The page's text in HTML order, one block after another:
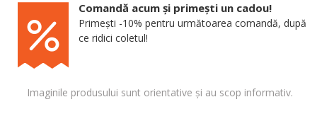
Imaginile produsului sunt orientative și au scop informativ.
Comandă acum și primești un cadou!
Primești -10% pentru următoarea comandă, după
ce ridici coletul!